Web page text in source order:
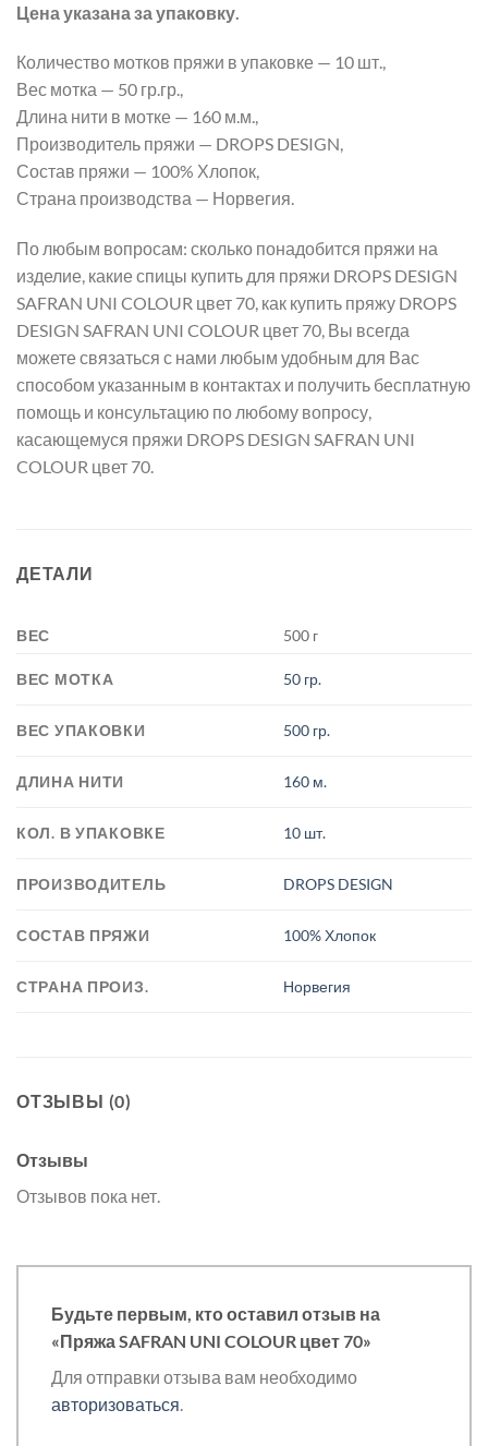
Цена указана за упаковку.
Количество мотков пряжи в упаковке — 10 шт.,
Вес мотка — 50 гр.гр.,
Длина нити в мотке — 160 м.м.,
Производитель пряжи — DROPS DESIGN,
Состав пряжи — 100% Хлопок,
Страна производства — Норвегия.
По любым вопросам: сколько понадобится пряжи на
изделие, какие спицы купить для пряжи DROPS DESIGN
SAFRAN UNI COLOUR цвет 70, как купить пряжу DROPS
DESIGN SAFRAN UNI COLOUR цвет 70, Вы всегда
можете связаться с нами любым удобным для Вас
способом указанным в контактах и получить бесплатную
помощь и консультацию по любому вопросу,
касающемуся пряжи DROPS DESIGN SAFRAN UNI
COLOUR цвет 70.
ДЕТАЛИ
ВЕС 500 г
ВЕС МОТКА 50 гр.
ВЕС УПАКОВКИ 500 гр.
ДЛИНА НИТИ 160 м.
КОЛ. В УПАКОВКЕ 10 шт.
ПРОИЗВОДИТЕЛЬ DROPS DESIGN
СОСТАВ ПРЯЖИ 100% Хлопок
СТРАНА ПРОИЗ. Норвегия
ОТЗЫВЫ (0)
Отзывы
Отзывов пока нет.
Будьте первым, кто оставил отзыв на
«Пряжа SAFRAN UNI COLOUR цвет 70»
Для отправки отзыва вам необходимо
авторизоваться